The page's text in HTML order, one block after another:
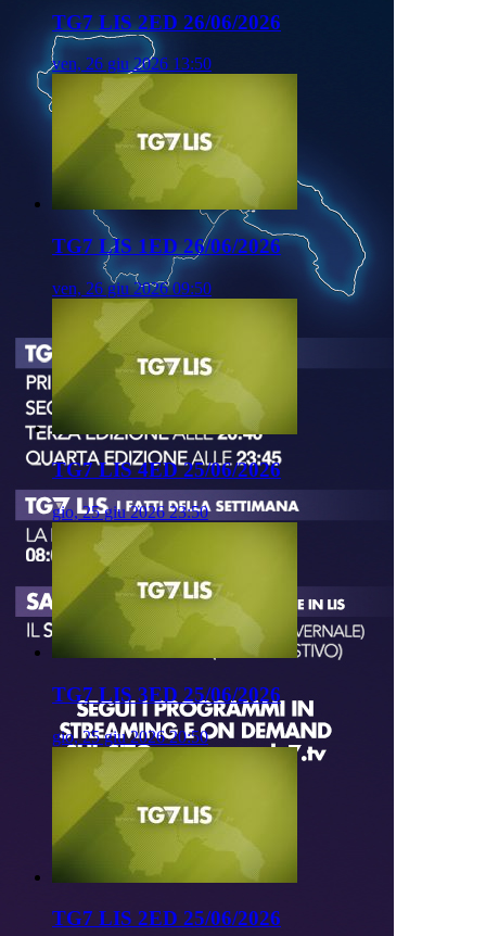
TG7 LIS 2ED 26/06/2026
ven, 26 giu 2026 13:50
TG7 LIS 1ED 26/06/2026
ven, 26 giu 2026 09:50
TG7 LIS 4ED 25/06/2026
gio, 25 giu 2026 23:50
TG7 LIS 3ED 25/06/2026
gio, 25 giu 2026 20:50
TG7 LIS 2ED 25/06/2026